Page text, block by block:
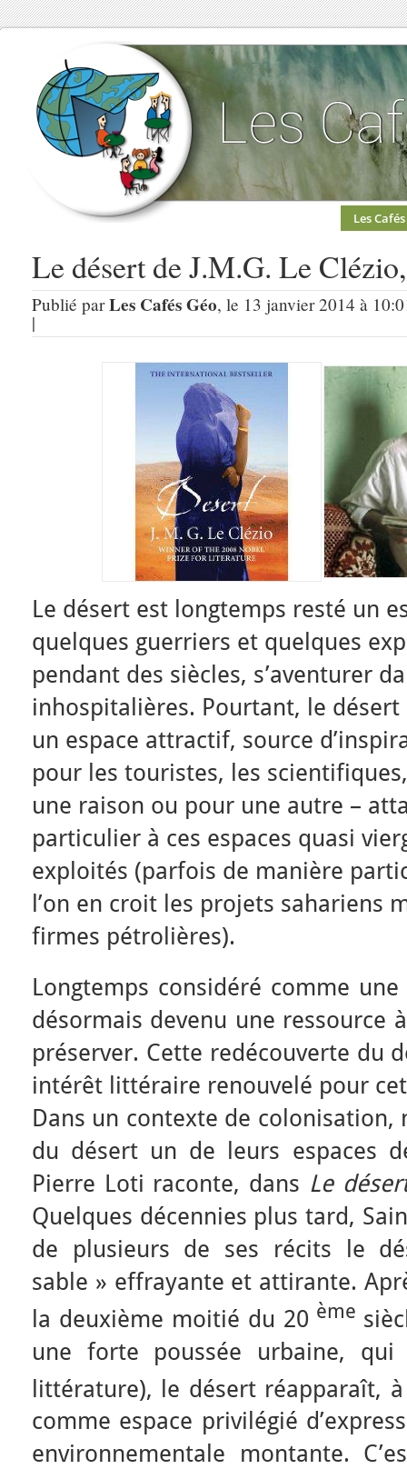
Les Cafés
Le désert de J.M.G. Le
Publié parLes Cafés Géo, le 13 janvier 2014 à
|
Le désert est longtemps resté un
quelques guerriers et quelques
pendant des siècles, s’aventurer
inhospitalières. Pourtant, le
un espace attractif, source
pour les touristes, les
une raison ou pour une autre –
particulier à ces espaces quasi
exploités (parfois de manière
l’on en croit les projets sahariens
firmes pétrolières).
Longtemps considéré comme
désormais devenu une ressource
préserver. Cette redécouverte du
intérêt littéraire renouvelé pour
Dans un contexte de colonisation,
du désert un de leurs espaces
Pierre Loti raconte, dans Le
Quelques décennies plus tard,
de plusieurs de ses récits le
sable » effrayante et attirante.
la deuxième moitié du 20 ème
une forte poussée urbaine, qui
littérature), le désert réapparaît,
comme espace privilégié
environnementale montante.